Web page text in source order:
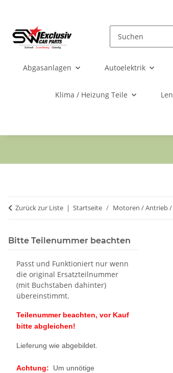
Abgasanlagen Autoelektrik
Klima / Heizung Teile
Zurück zur Liste Startseite Motoren / Antrieb /
Bitte Teilenummer beachten
Passt und Funktioniert nur wenn
die original Ersatzteilnummer
(mit Buchstaben dahinter)
übereinstimmt.
Teilenummer beachten, vor Kauf
bitte abgleichen!
Lieferung wie abgebildet.
Achtung: Um unnötige